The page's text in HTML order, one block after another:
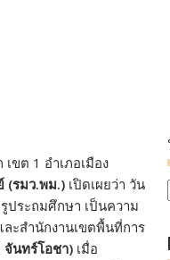
ต 1 อำเภอเมือง
(รมว.พม.) เปิดเผยว่า วัน
ประถมศึกษา เป็นความ
ะสำนักงานเขตพื้นที่การ
จันทร์โอชา) เมื่อ